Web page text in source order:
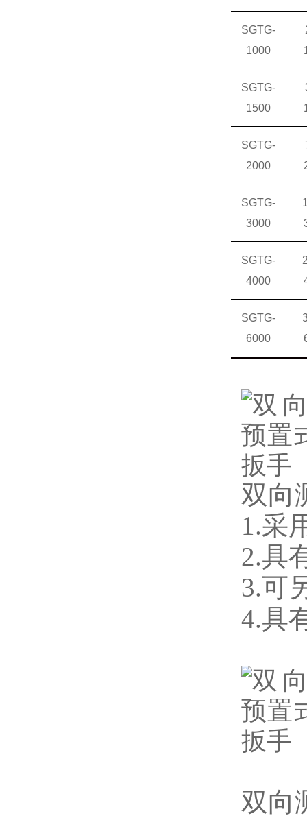
SGTG-
1000
SGTG-
1500
SGTG-
2000
SGTG-
3000
SGTG-
4000
SGTG-
6000
双向
1.采
2.具
3.可
4.具
双向